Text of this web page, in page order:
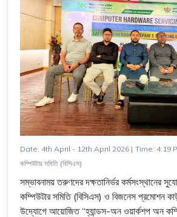
Date: 4th April - 12th April 2026 | Time: 4:19
কম্পিউটার সমিতি (বিসিএস)
সম্ভাবনাময় তরুণদের দক্ষতানির্ভর কর্মসংস্থানের
কম্পিউটার সমিতি (বিসিএস) ও বিজনেস প্রমোশন
উদ্যোগে আয়োজিত “হ্যান্ডস-অন ওয়ার্কশপ অন